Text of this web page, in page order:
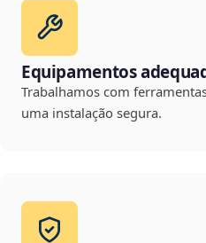
Equipamentos
Trabalhamos com
uma instalação segura.